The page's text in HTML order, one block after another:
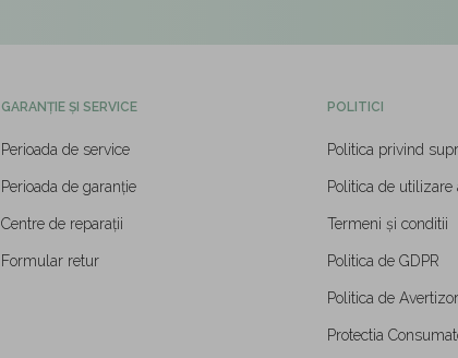
GARANȚIE ȘI SERVICE
Perioada de service
Perioada de garanție
Centre de reparații
Formular retur
POLITICI
Politica privind
Politica de
Termeni și conditii
Politica de GDPR
Politica de
Protectia